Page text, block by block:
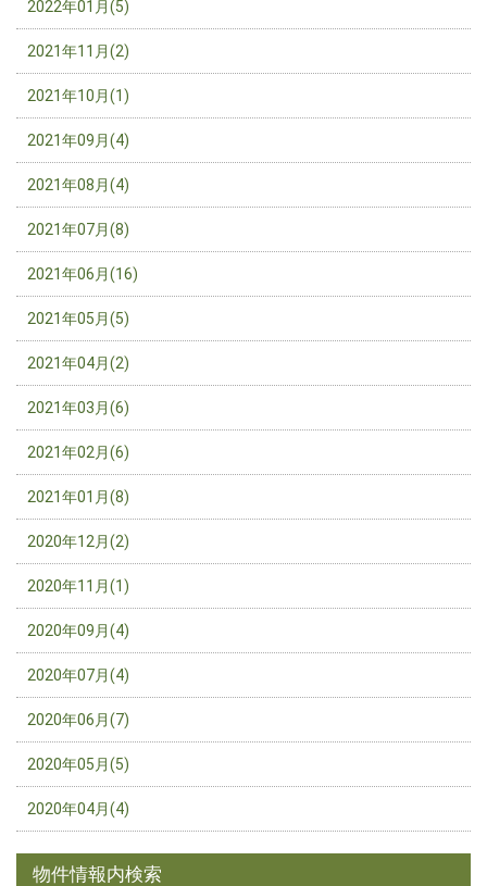
2022年01月(5)
2021年11月(2)
2021年10月(1)
2021年09月(4)
2021年08月(4)
2021年07月(8)
2021年06月(16)
2021年05月(5)
2021年04月(2)
2021年03月(6)
2021年02月(6)
2021年01月(8)
2020年12月(2)
2020年11月(1)
2020年09月(4)
2020年07月(4)
2020年06月(7)
2020年05月(5)
2020年04月(4)
物件情報内検索